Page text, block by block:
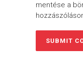
mentése a